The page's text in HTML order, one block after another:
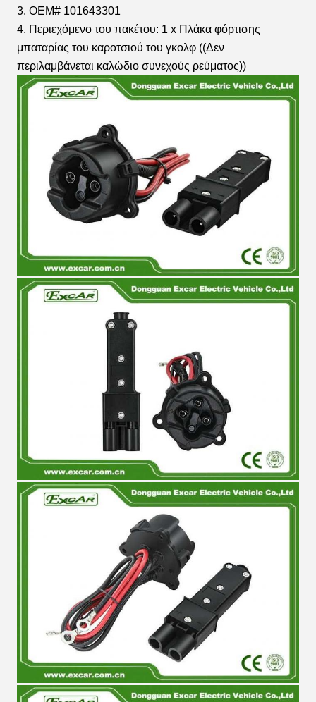
3. OEM# 101643301
4. Περιεχόμενο του πακέτου: 1 x Πλάκα φόρτισης
μπαταρίας του καροτσιού του γκολφ ((Δεν
περιλαμβάνεται καλώδιο συνεχούς ρεύματος))